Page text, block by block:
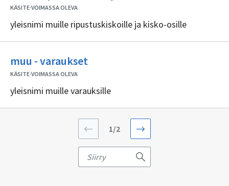
KÄSITE·VOIMASSA OLEVA
yleisnimi muille ripustuskiskoille ja kisko-osille
muu - varaukset
sisällöntuottajia
KÄSITE·VOIMASSA OLEVA
yleisnimi muille varauksille
Sivu
numero
1
kaikkiaan
sivusta.
1/2
Sivunumero
Siirry
sivulle